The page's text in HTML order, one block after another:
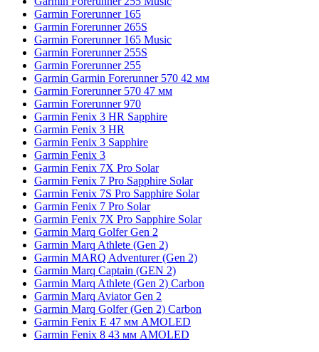
Garmin Forerunner 165
Garmin Forerunner 265S
Garmin Forerunner 165 Music
Garmin Forerunner 255S
Garmin Forerunner 255
Garmin Garmin Forerunner 570 42 мм
Garmin Forerunner 570 47 мм
Garmin Forerunner 970
Garmin Fenix 3 HR Sapphire
Garmin Fenix 3 HR
Garmin Fenix 3 Sapphire
Garmin Fenix 3
Garmin Fenix 7X Pro Solar
Garmin Fenix 7 Pro Sapphire Solar
Garmin Fenix 7S Pro Sapphire Solar
Garmin Fenix 7 Pro Solar
Garmin Fenix 7X Pro Sapphire Solar
Garmin Marq Golfer Gen 2
Garmin Marq Athlete (Gen 2)
Garmin MARQ Adventurer (Gen 2)
Garmin Marq Captain (GEN 2)
Garmin Marq Athlete (Gen 2) Carbon
Garmin Marq Aviator Gen 2
Garmin Marq Golfer (Gen 2) Carbon
Garmin Fenix E 47 мм AMOLED
Garmin Fenix 8 43 мм AMOLED